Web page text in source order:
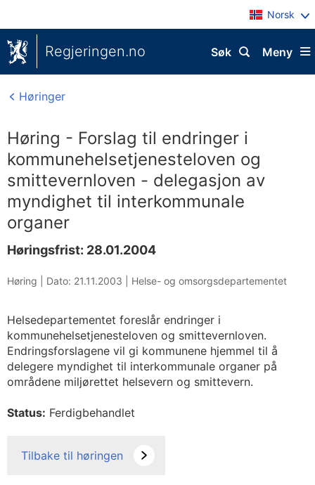
Norsk
Regjeringen.no Meny
Søk
Høringer
Høring - Forslag til endringer i
kommunehelsetjenesteloven og
smittevernloven - delegasjon av
myndighet til interkommunale
organer
Høringsfrist: 28.01.2004
Høring | Dato: 21.11.2003 Helse- og omsorgsdepartementet
Helsedepartementet foreslår endringer i
kommunehelsetjenesteloven og smittevernloven.
Endringsforslagene vil gi kommunene hjemmel til å
delegere myndighet til interkommunale organer på
områdene miljørettet helsevern og smittevern.
Status: Ferdigbehandlet
Tilbake til høringen